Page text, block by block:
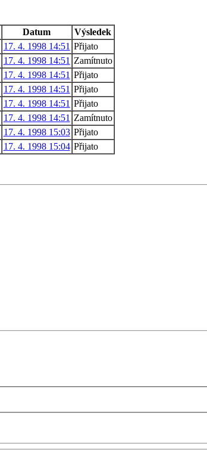
Datum
Výsledek
17. 4. 1998 14:51 Přijato
17. 4. 1998 14:51 Zamítnuto
17. 4. 1998 14:51 Přijato
17. 4. 1998 14:51 Přijato
17. 4. 1998 14:51 Přijato
17. 4. 1998 14:51 Zamítnuto
17. 4. 1998 15:03 Přijato
17. 4. 1998 15:04 Přijato